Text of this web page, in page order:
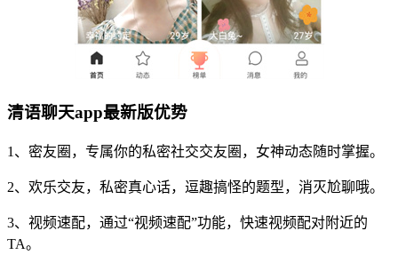
清语聊天app最新版优势
1、密友圈，专属你的私密社交交友圈，女神动态随时掌握。
2、欢乐交友，私密真心话，逗趣搞怪的题型，消灭尬聊哦。
3、视频速配，通过“视频速配”功能，快速视频配对附近的
TA。